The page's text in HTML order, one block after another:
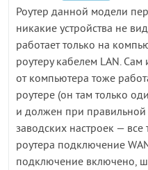
Роутер данной модели
никакие устройства не
работает только на
роутеру кабелем LAN.
от компьютера тоже
роутере (он там только
и должен при правильной
заводских настроек —
роутера подключение
подключение включено,